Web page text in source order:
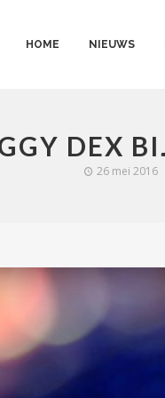
HOME NIEUWS
DEX
26 mei 2016